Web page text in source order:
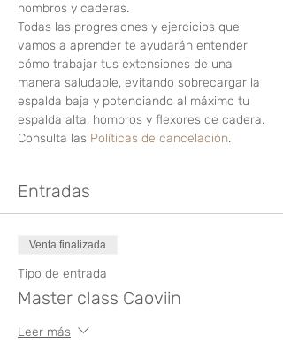
hombros y caderas.
Todas las progresiones y ejercicios que
vamos a aprender te ayudarán entender
cómo trabajar tus extensiones de una
manera saludable, evitando sobrecargar la
espalda baja y potenciando al máximo tu
espalda alta, hombros y flexores de cadera.
Consulta las Políticas de cancelación.
Entradas
Venta finalizada
Tipo de entrada
Master class Caoviin
Leer más